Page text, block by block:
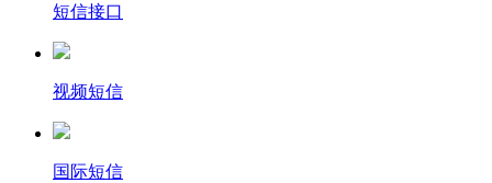
短信接口
视频短信
国际短信